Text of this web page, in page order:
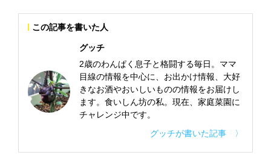
この記事を書いた人
グッチ
2歳のわんぱく息子と格闘する毎日。ママ
目線の情報を中心に、お出かけ情報、大好
きなお酒やおいしいものの情報をお届けし
ます。食いしん坊の私。現在、家庭菜園に
チャレンジ中です。
グッチが書いた記事 〉